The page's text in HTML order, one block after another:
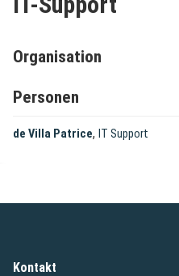
Organisation
Personen
de Villa Patrice, IT Support
Kontakt